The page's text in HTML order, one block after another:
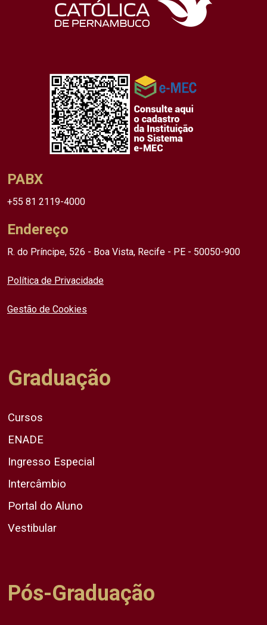
PABX
+55 81 2119-4000
Endereço
R. do Príncipe, 526 - Boa Vista, Recife - PE - 50050-900
Política de Privacidade
Gestão de Cookies
Graduação
Cursos
ENADE
Ingresso Especial
Intercâmbio
Portal do Aluno
Vestibular
Pós-Graduação